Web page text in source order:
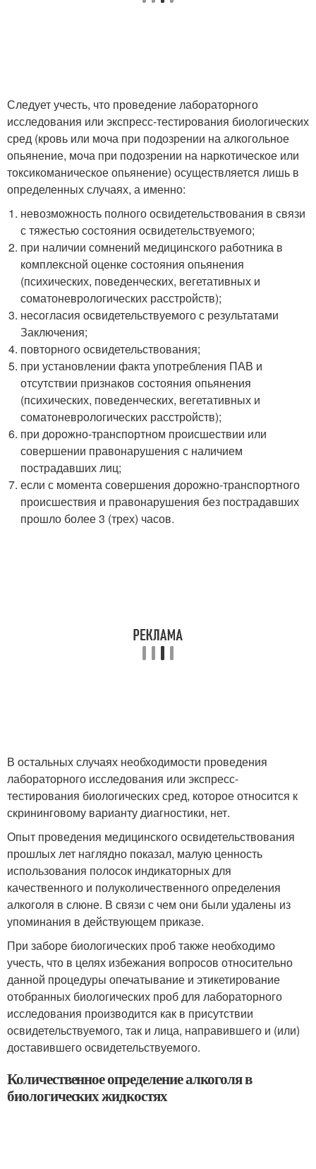
Следует учесть, что проведение лабораторного
исследования или экспресс-тестирования биологических
сред (кровь или моча при подозрении на алкогольное
опьянение, моча при подозрении на наркотическое или
токсикоманическое опьянение) осуществляется лишь в
определенных случаях, а именно:
невозможность полного освидетельствования в связи
с тяжестью состояния освидетельствуемого;
при наличии сомнений медицинского работника в
комплексной оценке состояния опьянения
(психических, поведенческих, вегетативных и
соматоневрологических расстройств);
несогласия освидетельствуемого с результатами
Заключения;
повторного освидетельствования;
при установлении факта употребления ПАВ и
отсутствии признаков состояния опьянения
(психических, поведенческих, вегетативных и
соматоневрологических расстройств);
при дорожно-транспортном происшествии или
совершении правонарушения с наличием
пострадавших лиц;
если с момента совершения дорожно-транспортного
происшествия и правонарушения без пострадавших
прошло более 3 (трех) часов.
В остальных случаях необходимости проведения
лабораторного исследования или экспресс-
тестирования биологических сред, которое относится к
скрининговому варианту диагностики, нет.
Опыт проведения медицинского освидетельствования
прошлых лет наглядно показал, малую ценность
использования полосок индикаторных для
качественного и полуколичественного определения
алкоголя в слюне. В связи с чем они были удалены из
упоминания в действующем приказе.
При заборе биологических проб также необходимо
учесть, что в целях избежания вопросов относительно
данной процедуры опечатывание и этикетирование
отобранных биологических проб для лабораторного
исследования производится как в присутствии
освидетельствуемого, так и лица, направившего и (или)
доставившего освидетельствуемого.
Количественное определение алкоголя в
биологических жидкостях